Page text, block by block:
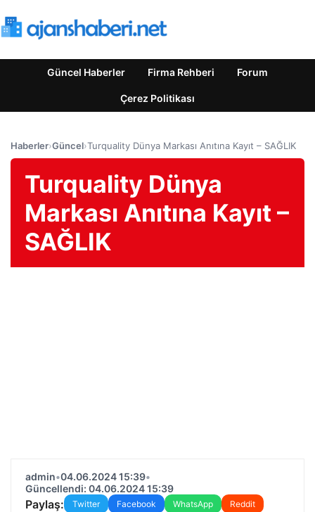
Güncel Haberler Firma Rehberi Forum
Çerez Politikası
Haberler›Güncel›Turquality Dünya Markası Anıtına Kayıt – SAĞLIK
Turquality Dünya
Markası Anıtına Kayıt –
SAĞLIK
admin•04.06.2024 15:39•
Güncellendi: 04.06.2024 15:39
Paylaş: Twitter Facebook WhatsApp
Reddit